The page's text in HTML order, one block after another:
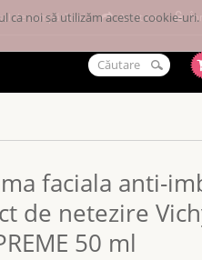
de cumpărături Achitare
faciala anti-
de netezire
50 ml
ca noi să utilizăm aceste cookie-uri.